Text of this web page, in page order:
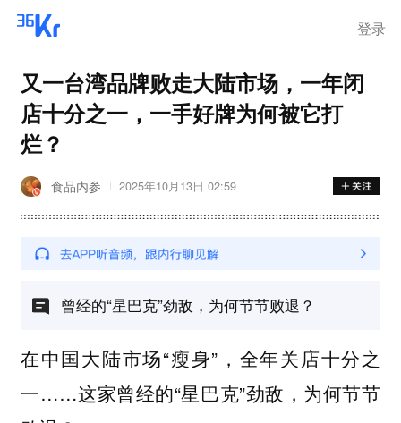
登录
又一台湾品牌败走大陆市场，一年闭
店十分之一，一手好牌为何被它打
烂？
食品内参 2025年10月13日 02:59
曾经的“星巴克”劲敌，为何节节败退？
在中国大陆市场“瘦身”，全年关店十分之
一……这家曾经的“星巴克”劲敌，为何节节